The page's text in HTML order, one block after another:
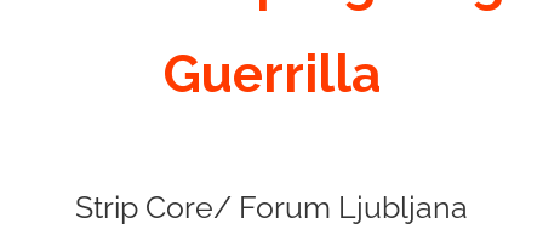
Guerrilla
Strip Core/ Forum Ljubljana